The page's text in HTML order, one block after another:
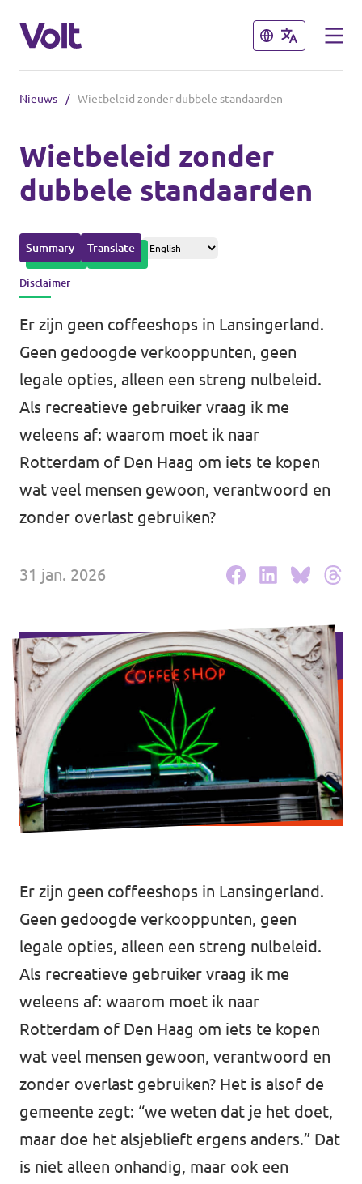
Sluiten
Overzicht fracties en communities
Zuid-Holland
Delft
Rotterdam
Communities
Delft
Gouda
Leidschendam-Voorburg
Wassenaar
Lansingerland
Afdelingsbesturen
Bestuur Haag- en Rijnland
Vacatures
Vacatures Volt Zuid-Holland Zuid
Sluiten
Standpunten
Over Volt
Mensen
Nieuws
Agenda
Nieuws / Wietbeleid zonder dubbele standaarden
Wietbeleid zonder
dubbele standaarden
Summary Translate
Disclaimer
Er zijn geen coffeeshops in Lansingerland.
Geen gedoogde verkooppunten, geen
legale opties, alleen een streng nulbeleid.
Als recreatieve gebruiker vraag ik me
weleens af: waarom moet ik naar
Rotterdam of Den Haag om iets te kopen
wat veel mensen gewoon, verantwoord en
zonder overlast gebruiken?
31 jan. 2026
Er zijn geen coffeeshops in Lansingerland.
Geen gedoogde verkooppunten, geen
legale opties, alleen een streng nulbeleid.
Als recreatieve gebruiker vraag ik me
weleens af: waarom moet ik naar
Rotterdam of Den Haag om iets te kopen
wat veel mensen gewoon, verantwoord en
zonder overlast gebruiken? Het is alsof de
gemeente zegt: “we weten dat je het doet,
maar doe het alsjeblieft ergens anders.” Dat
is niet alleen onhandig, maar ook een